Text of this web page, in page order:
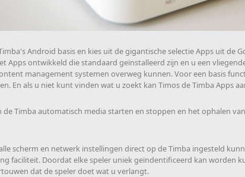
Android basis en kies uit de gigantische selectie Apps uit de
Apps ontwikkeld die standaard geïnstalleerd zijn en u een
management systemen overweg kunnen. Voor een basis
En als u niet kunt vinden wat u zoekt kan Timos de Timba Apps
de Timba automatisch media starten en stoppen en het ophalen
scherm en netwerk instellingen direct op de Timba ingesteld
faciliteit. Doordat elke speler uniek geïndentificeerd kan worden
dat de speler doet wat u verlangt.